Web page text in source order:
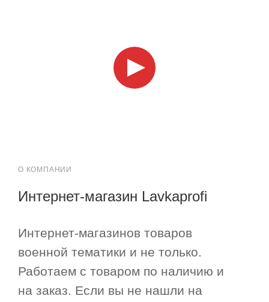
О КОМПАНИИ
Интернет-магазин Lavkaprofi
Интернет-магазинов товаров
военной тематики и не только.
Работаем с товаром по наличию и
на заказ. Если вы не нашли на